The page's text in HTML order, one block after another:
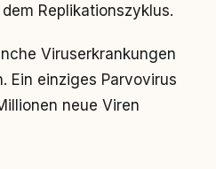
Replikationszyklus.
Viruserkrankungen
Ein einziges Parvovirus
neue Viren